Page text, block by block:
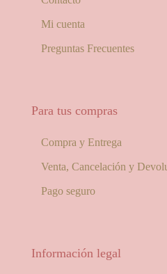
Mi cuenta
Preguntas Frecuentes
Para tus compras
Compra y Entrega
Venta, Cancelación y
Pago seguro
Información legal